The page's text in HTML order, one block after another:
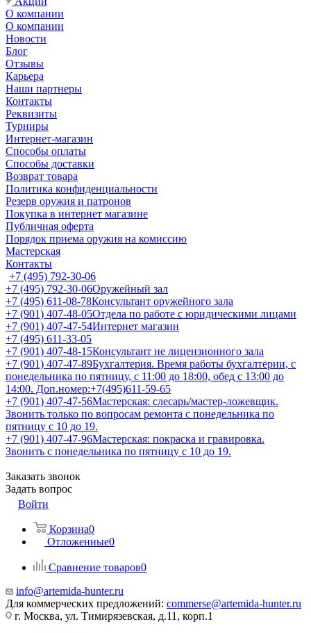
О компании
О компании
Новости
Блог
Отзывы
Карьера
Наши партнеры
Контакты
Реквизиты
Турниры
Интернет-магазин
Способы оплаты
Способы доставки
Возврат товара
Политика конфиденциальности
Резерв оружия и патронов
Покупка в интернет магазине
Публичная оферта
Порядок приема оружия на комиссию
Мастерская
Контакты
+7 (495) 792-30-06
+7 (495) 792-30-06Оружейный зал
+7 (495) 611-08-78Консультант оружейного зала
+7 (901) 407-48-05Отдела по работе с юридическими лицами
+7 (901) 407-47-54Интернет магазин
+7 (495) 611-33-05
+7 (901) 407-48-15Консультант не лицензионного зала
+7 (901) 407-47-89Бухгалтерия. Время работы бухгалтерии, с
понедельника по пятницу, с 11:00 до 18:00, обед с 13:00 до
14:00. Доп.номер:+7(495)611-59-65
+7 (901) 407-47-56Мастерская: слесарь/мастер-ложевщик.
Звонить только по вопросам ремонта с понедельника по
пятницу с 10 до 19.
+7 (901) 407-47-96Мастерская: покраска и гравировка.
Звонить с понедельника по пятницу с 10 до 19.
Заказать звонок
Задать вопрос
Войти
Корзина0
Отложенные0
Сравнение товаров0
info@artemida-hunter.ru
Для коммерческих предложений: commerse@artemida-hunter.ru
г. Москва, ул. Тимирязевская, д.11, корп.1